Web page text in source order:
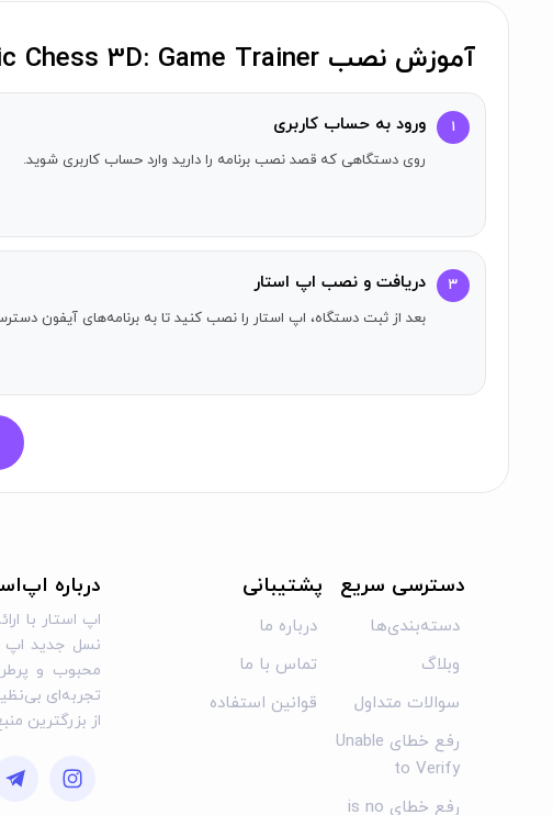
سیاست حفظ حریم خصوصی و شرایط استفاده
آموزش نصب Magic Chess 3D: Game Trainer روی آیفون
۱ ورود به حساب کاربری
روی دستگاهی که قصد نصب برنامه را دارید وارد حساب کاربری شوید.
۳ دریافت و نصب اپ استار
بعد از ثبت دستگاه، اپ استار را نصب کنید تا به برنامه‌های آیفون
دسترسی سریع
دسته‌بندی‌ها
وبلاگ
سوالات متداول
رفع خطای Unable
to Verify
رفع خطای is no
پشتیبانی
درباره ما
تماس با ما
قوانین استفاده
درباره
اپ استار با
نسل جدید اپ
محبوب و
تجربه‌ای
از بزرگترین